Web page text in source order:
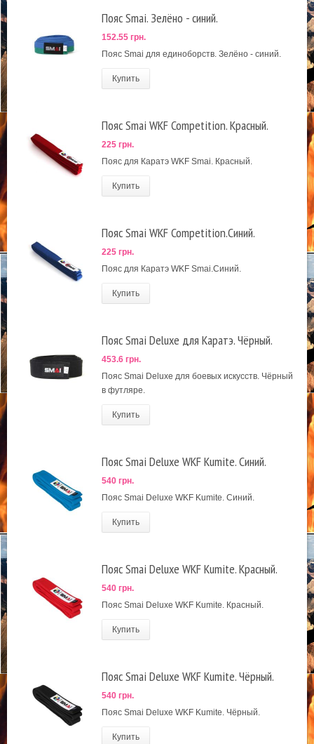
Пояс Smai. Зелёно - синий.
152.55 грн.
Пояс Smai для единоборств. Зелёно - синий.
Купить
Пояс Smai WKF Competition. Красный.
225 грн.
Пояс для Каратэ WKF Smai. Красный.
Купить
Пояс Smai WKF Competition.Синий.
225 грн.
Пояс для Каратэ WKF Smai.Синий.
Купить
Пояс Smai Deluxe для Каратэ. Чёрный.
453.6 грн.
Пояс Smai Deluxe для боевых искусств. Чёрный
в футляре.
Купить
Пояс Smai Deluxe WKF Kumite. Синий.
540 грн.
Пояс Smai Deluxe WKF Kumite. Синий.
Купить
Пояс Smai Deluxe WKF Kumite. Красный.
540 грн.
Пояс Smai Deluxe WKF Kumite. Красный.
Купить
Пояс Smai Deluxe WKF Kumite. Чёрный.
540 грн.
Пояс Smai Deluxe WKF Kumite. Чёрный.
Купить